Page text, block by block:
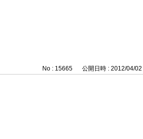
No : 15665 公開日時 : 2012/04/